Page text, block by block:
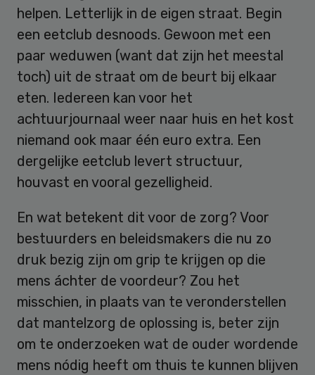
helpen. Letterlijk in de eigen straat. Begin
een eetclub desnoods. Gewoon met een
paar weduwen (want dat zijn het meestal
toch) uit de straat om de beurt bij elkaar
eten. Iedereen kan voor het
achtuurjournaal weer naar huis en het kost
niemand ook maar één euro extra. Een
dergelijke eetclub levert structuur,
houvast en vooral gezelligheid.
En wat betekent dit voor de zorg? Voor
bestuurders en beleidsmakers die nu zo
druk bezig zijn om grip te krijgen op die
mens áchter de voordeur? Zou het
misschien, in plaats van te veronderstellen
dat mantelzorg de oplossing is, beter zijn
om te onderzoeken wat de ouder wordende
mens nódig heeft om thuis te kunnen blijven